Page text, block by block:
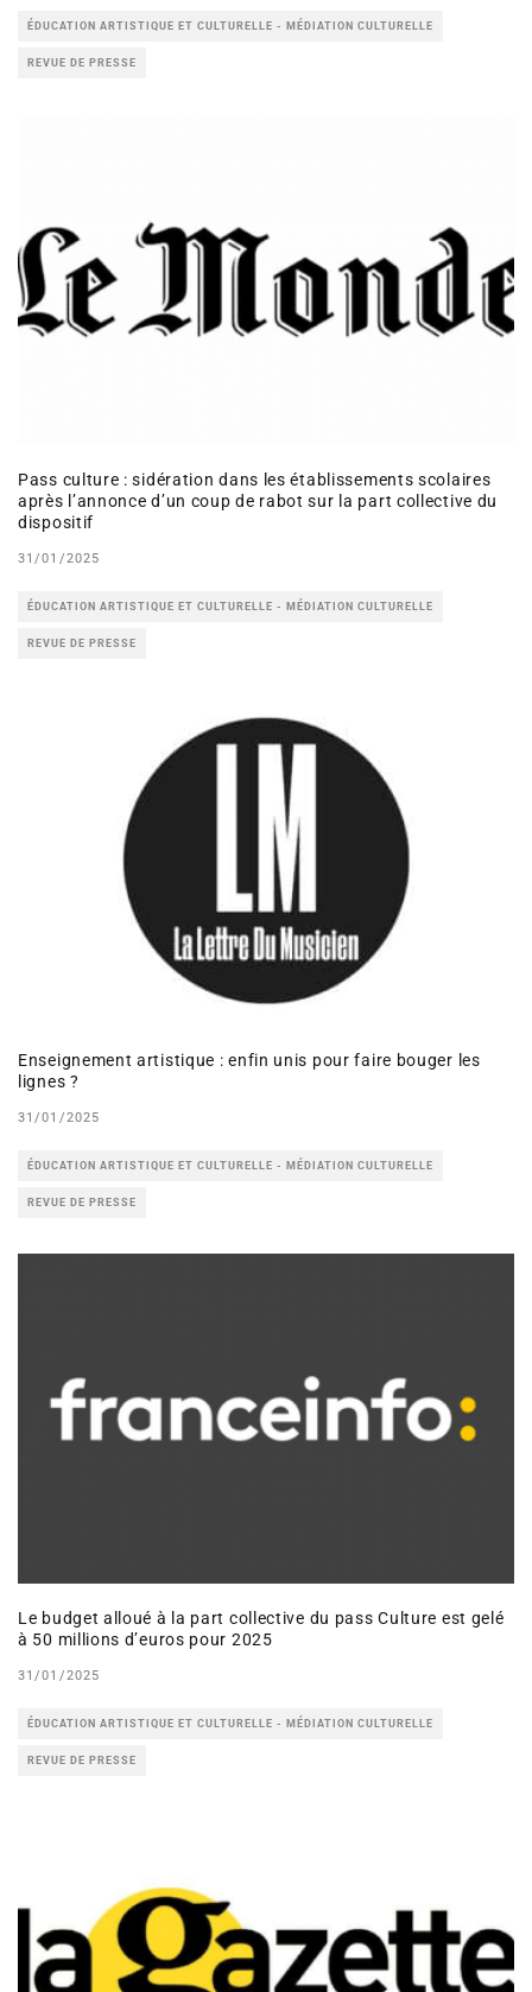
ÉDUCATION ARTISTIQUE ET CULTURELLE - MÉDIATION CULTURELLE
REVUE DE PRESSE
Pass culture : sidération dans les établissements scolaires
après l’annonce d’un coup de rabot sur la part collective du
dispositif
31/01/2025
ÉDUCATION ARTISTIQUE ET CULTURELLE - MÉDIATION CULTURELLE
REVUE DE PRESSE
Enseignement artistique : enfin unis pour faire bouger les
lignes ?
31/01/2025
ÉDUCATION ARTISTIQUE ET CULTURELLE - MÉDIATION CULTURELLE
REVUE DE PRESSE
Le budget alloué à la part collective du pass Culture est gelé
à 50 millions d’euros pour 2025
31/01/2025
ÉDUCATION ARTISTIQUE ET CULTURELLE - MÉDIATION CULTURELLE
REVUE DE PRESSE